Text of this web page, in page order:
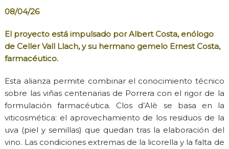
08/04/26
El proyecto está impulsado porAlbert Costa, enólogo
deCeller Vall Llach, y su hermano gemelo Ernest Costa,
farmacéutico.
Esta alianza permite combinar el conocimiento técnico
sobre las viñas centenarias de Porrera con el rigor de la
formulación farmacéutica. Clos d’Alè se basa en la
viticosmética: el aprovechamiento de los residuos de la
uva (piel y semillas) que quedan tras la elaboración del
vino. Las condiciones extremas de la licorella y la falta de